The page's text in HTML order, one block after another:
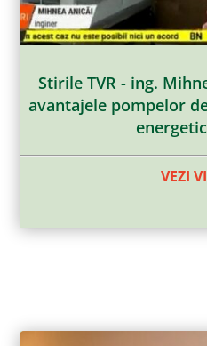
Stirile TVR - ing.
avantajele pompelor
VEZI